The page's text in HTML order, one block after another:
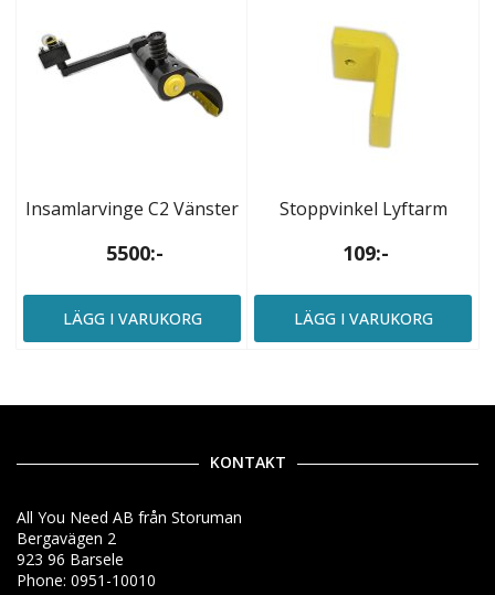
Insamlarvinge C2 Vänster
5500:-
LÄGG I VARUKORG
Stoppvinkel Lyftarm
109:-
LÄGG I VARUKORG
KONTAKT
All You Need AB från Storuman
Bergavägen 2
923 96 Barsele
Phone: 0951-10010